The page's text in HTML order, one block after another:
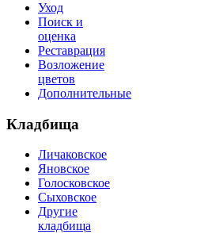
Уход
Поиск и
оценка
Реставрация
Возложение
цветов
Дополнительные
Кладбища
Личаковское
Яновское
Голосковское
Сыховское
Другие
кладбища